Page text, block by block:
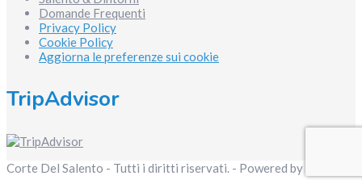
Domande Frequenti
Privacy Policy
Cookie Policy
Aggiorna le preferenze sui cookie
TripAdvisor
Corte Del Salento - Tutti i diritti riservati. - Powered by